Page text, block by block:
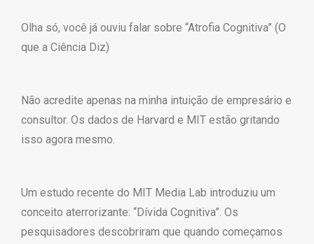
Olha só, você já ouviu falar sobre “Atrofia Cognitiva” (O
que a Ciência Diz)
Não acredite apenas na minha intuição de empresário e
consultor. Os dados de Harvard e MIT estão gritando
isso agora mesmo.
Um estudo recente do MIT Media Lab introduziu um
conceito aterrorizante: “Dívida Cognitiva”. Os
pesquisadores descobriram que quando começamos